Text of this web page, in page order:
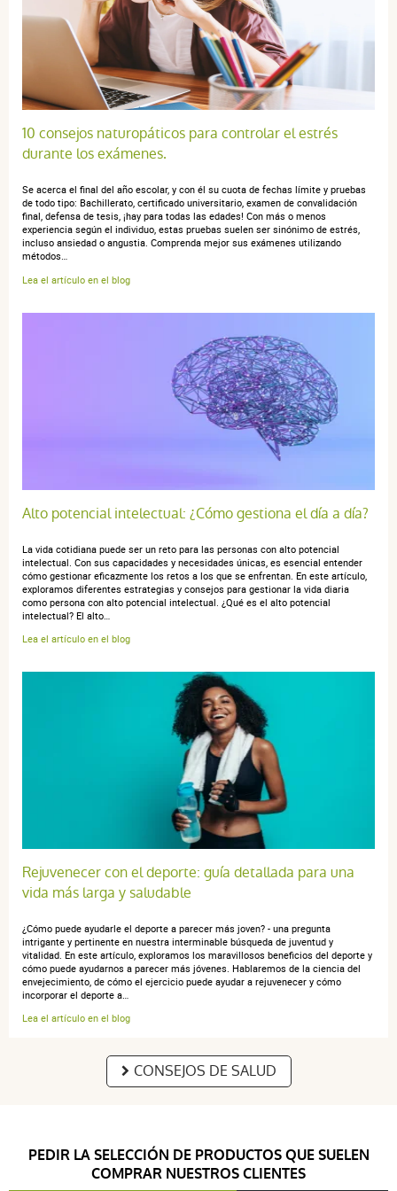
3 étoiles
2 étoiles
0
Trier l'affichage des avis
anonymous a.publié le 12 mars 2024 suite à une commande du
02 mars 2024
4 / 5
Non utilisé pour le moment
publié le 11 août 2018 suite à une commande du
anonymous a.publié le 15 juin 2017 suite à une commande du 05
juin 2017
5 / 5
10 consejos naturopáticos para controlar el estrés
durante los exámenes.
Se acerca el final del año escolar, y con él su cuota de fechas límite y pruebas
de todo tipo: Bachillerato, certificado universitario, examen de convalidación
final, defensa de tesis, ¡hay para todas las edades! Con más o menos
experiencia según el individuo, estas pruebas suelen ser sinónimo de estrés,
incluso ansiedad o angustia. Comprenda mejor sus exámenes utilizando
métodos…
Lea el artículo en el blog
Alto potencial intelectual: ¿Cómo gestiona el día a día?
La vida cotidiana puede ser un reto para las personas con alto potencial
intelectual. Con sus capacidades y necesidades únicas, es esencial entender
cómo gestionar eficazmente los retos a los que se enfrentan. En este artículo,
exploramos diferentes estrategias y consejos para gestionar la vida diaria
como persona con alto potencial intelectual. ¿Qué es el alto potencial
intelectual? El alto…
Lea el artículo en el blog
Rejuvenecer con el deporte: guía detallada para una
vida más larga y saludable
¿Cómo puede ayudarle el deporte a parecer más joven? - una pregunta
intrigante y pertinente en nuestra interminable búsqueda de juventud y
vitalidad. En este artículo, exploramos los maravillosos beneficios del deporte y
cómo puede ayudarnos a parecer más jóvenes. Hablaremos de la ciencia del
envejecimiento, de cómo el ejercicio puede ayudar a rejuvenecer y cómo
incorporar el deporte a…
Lea el artículo en el blog
CONSEJOS DE SALUD
PEDIR LA SELECCIÓN DE PRODUCTOS QUE SUELEN
COMPRAR NUESTROS CLIENTES